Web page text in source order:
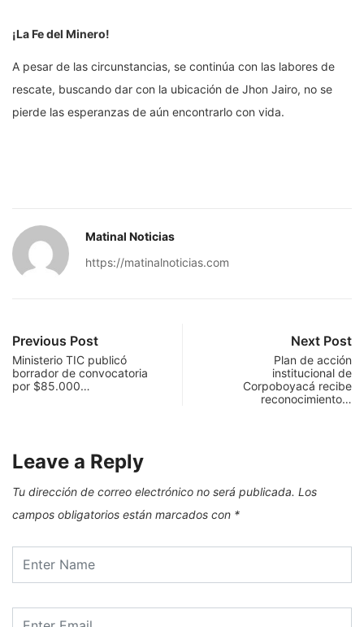
¡La Fe del Minero!
A pesar de las circunstancias, se continúa con las labores de
rescate, buscando dar con la ubicación de Jhon Jairo, no se
pierde las esperanzas de aún encontrarlo con vida.
Matinal Noticias
https://matinalnoticias.com
Previous Post
Ministerio TIC publicó
borrador de convocatoria
por $85.000…
Next Post
Plan de acción
institucional de
Corpoboyacá recibe
reconocimiento…
Leave a Reply
Tu dirección de correo electrónico no será publicada. Los
campos obligatorios están marcados con *